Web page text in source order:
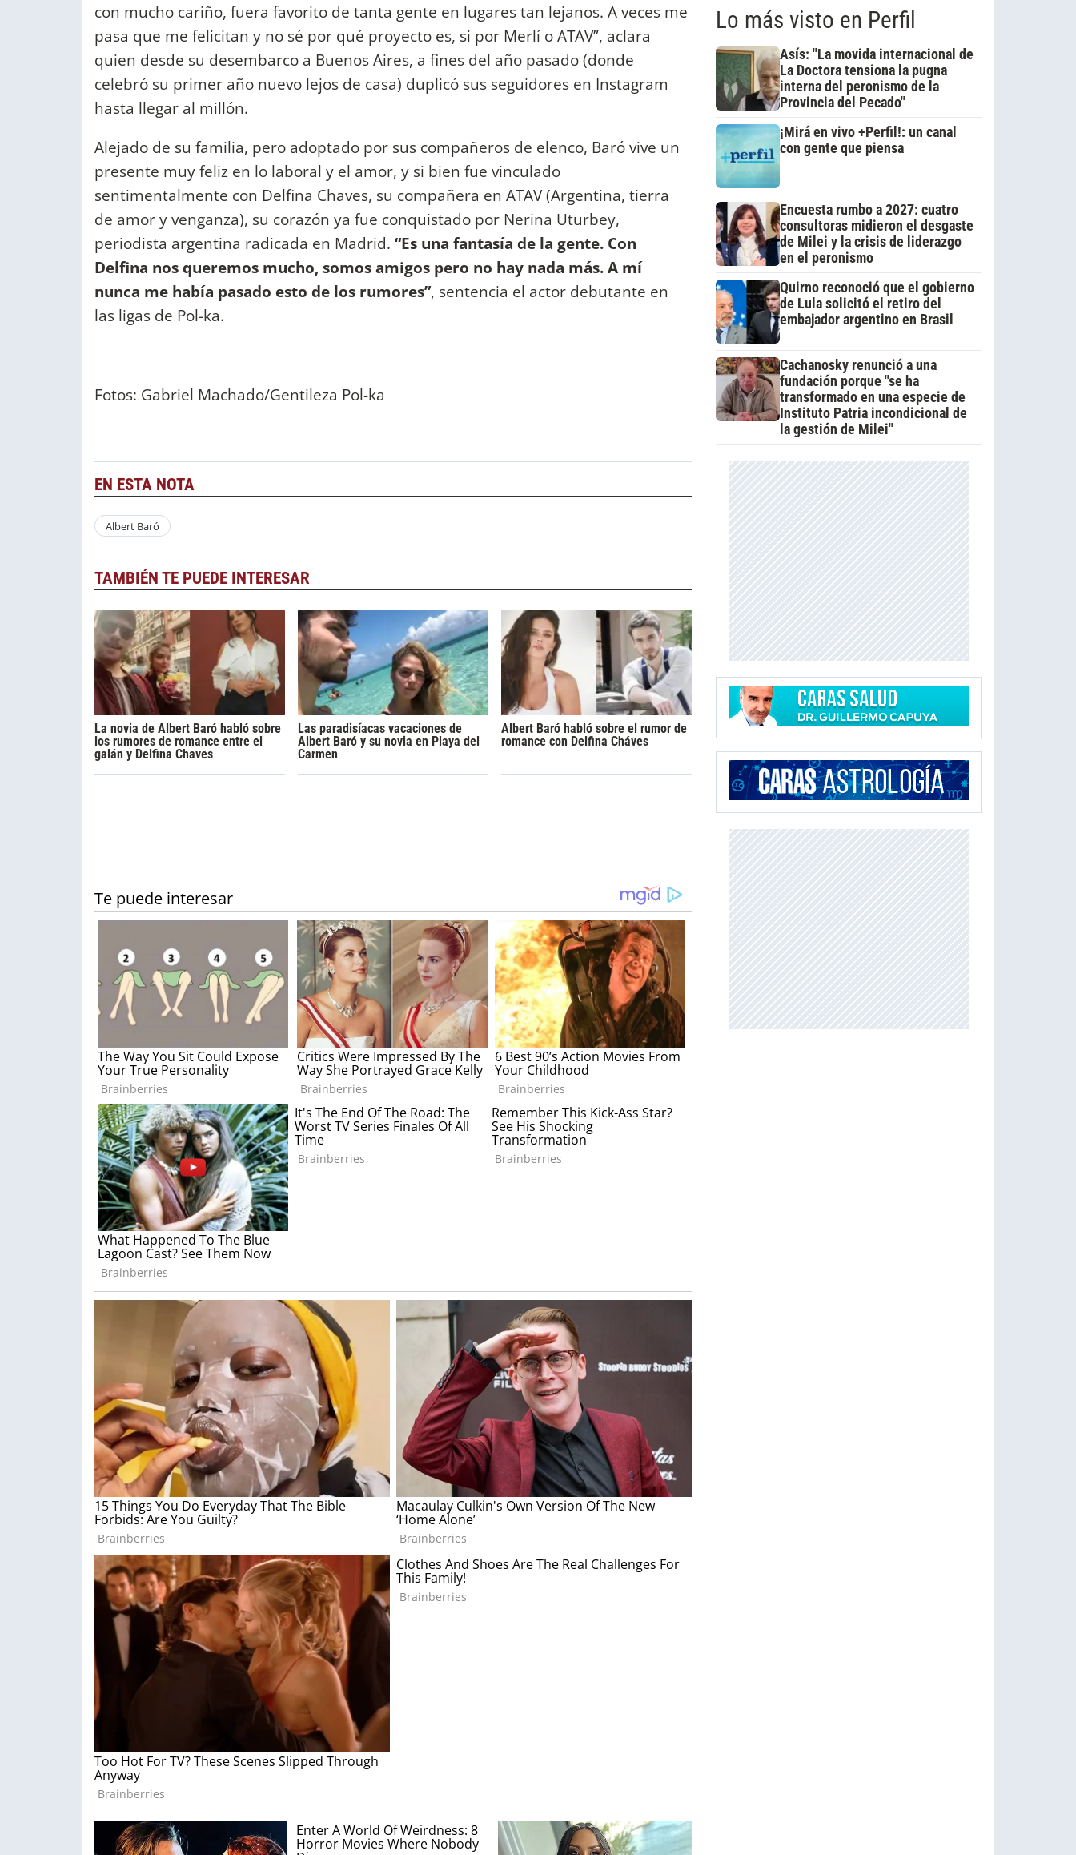
con mucho cariño, fuera favorito de tanta gente en lugares tan lejanos. A veces me
pasa que me felicitan y no sé por qué proyecto es, si por Merlí o ATAV”, aclara
quien desde su desembarco a Buenos Aires, a fines del año pasado (donde
celebró su primer año nuevo lejos de casa) duplicó sus seguidores en Instagram
hasta llegar al millón.
Alejado de su familia, pero adoptado por sus compañeros de elenco, Baró vive un
presente muy feliz en lo laboral y el amor, y si bien fue vinculado
sentimentalmente con Delfina Chaves, su compañera en ATAV (Argentina, tierra
de amor y venganza), su corazón ya fue conquistado por Nerina Uturbey,
periodista argentina radicada en Madrid. “Es una fantasía de la gente. Con
Delfina nos queremos mucho, somos amigos pero no hay nada más. A mí
nunca me había pasado esto de los rumores”, sentencia el actor debutante en
las ligas de Pol-ka.
Fotos: Gabriel Machado/Gentileza Pol-ka
EN ESTA NOTA
Albert Baró
TAMBIÉN TE PUEDE INTERESAR
La novia de Albert Baró habló sobre
los rumores de romance entre el
galán y Delfina Chaves
Las paradisíacas vacaciones de
Albert Baró y su novia en Playa del
Carmen
Albert Baró habló sobre el rumor de
romance con Delfina Cháves
Lo más visto en Perfil
Asís: "La movida internacional de
La Doctora tensiona la pugna
interna del peronismo de la
Provincia del Pecado"
¡Mirá en vivo +Perfil!: un canal
con gente que piensa
Encuesta rumbo a 2027: cuatro
consultoras midieron el desgaste
de Milei y la crisis de liderazgo
en el peronismo
Quirno reconoció que el gobierno
de Lula solicitó el retiro del
embajador argentino en Brasil
Cachanosky renunció a una
fundación porque "se ha
transformado en una especie de
Instituto Patria incondicional de
la gestión de Milei"